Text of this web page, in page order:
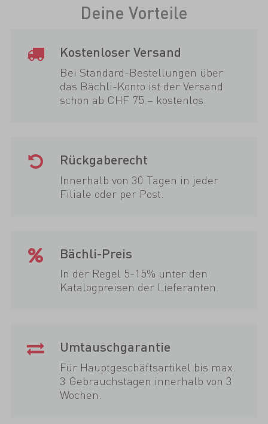
Deine Vorteile
Kostenloser Versand
Bei Standard-Bestellungen über
das Bächli-Konto ist der Versand
schon ab CHF 75.– kostenlos.
Rückgaberecht
Innerhalb von 30 Tagen in jeder
Filiale oder per Post.
Bächli-Preis
In der Regel 5-15% unter den
Katalogpreisen der Lieferanten.
Umtauschgarantie
Für Hauptgeschäftsartikel bis max.
3 Gebrauchstagen innerhalb von 3
Wochen.